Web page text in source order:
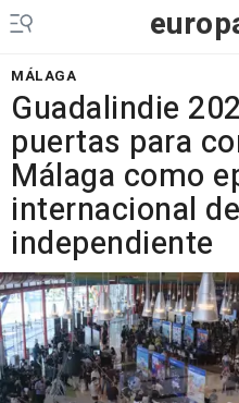
MÁLAGA
Guadalindie
puertas para
Málaga como
internacional
independiente